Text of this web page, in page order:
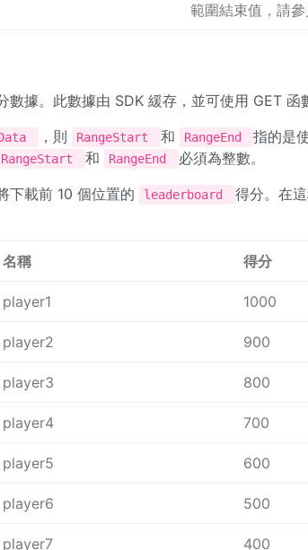
範圍結束值，請
據。此數據由 SDK 緩存，並可使用 GET 函
，則 RangeStart 和 RangeEnd
指的是
RangeStart 和 RangeEnd
必須為整數。
下載前 10 個位置的 leaderboard
得分。在
名稱 得分
player1 1000
player2 900
player3 800
player4 700
player5 600
player6 500
player7 400